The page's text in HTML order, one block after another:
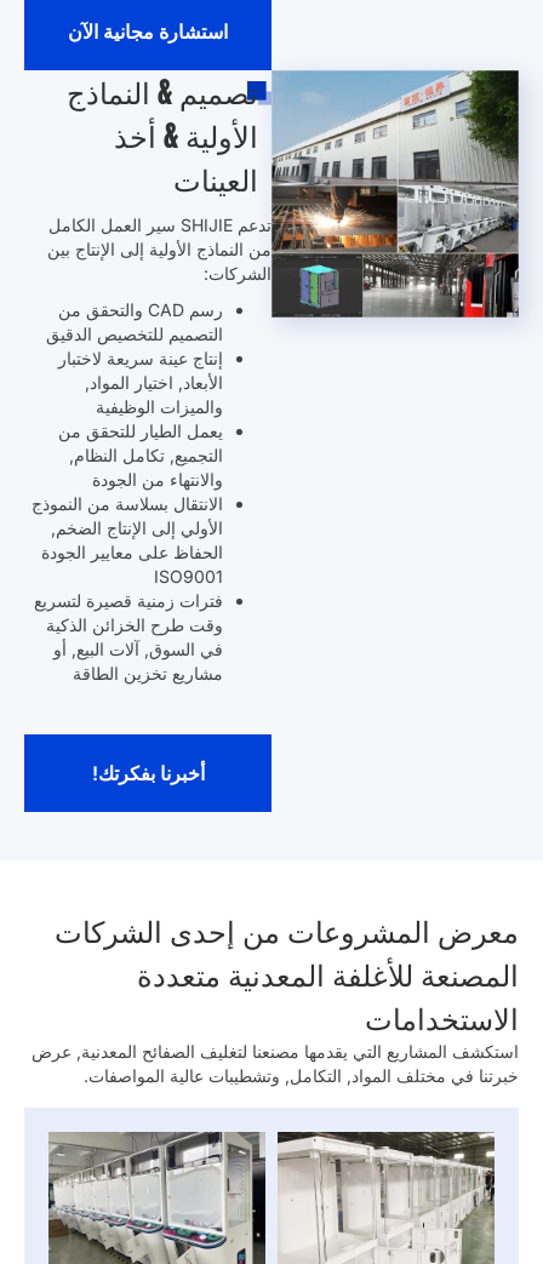
استشارة مجانية الآن
تصميم & النماذج
الأولية & أخذ
العينات
تدعم SHIJIE سير العمل الكامل
من النماذج الأولية إلى الإنتاج بين
الشركات:
رسم CAD والتحقق من
التصميم للتخصيص الدقيق
إنتاج عينة سريعة لاختبار
الأبعاد, اختيار المواد,
والميزات الوظيفية
يعمل الطيار للتحقق من
التجميع, تكامل النظام,
والانتهاء من الجودة
الانتقال بسلاسة من النموذج
الأولي إلى الإنتاج الضخم,
الحفاظ على معايير الجودة
ISO9001
فترات زمنية قصيرة لتسريع
وقت طرح الخزائن الذكية
في السوق, آلات البيع, أو
مشاريع تخزين الطاقة
أخبرنا بفكرتك!
معرض المشروعات من إحدى الشركات
المصنعة للأغلفة المعدنية متعددة
الاستخدامات
استكشف المشاريع التي يقدمها مصنعنا لتغليف الصفائح المعدنية, عرض
خبرتنا في مختلف المواد, التكامل, وتشطيبات عالية المواصفات.